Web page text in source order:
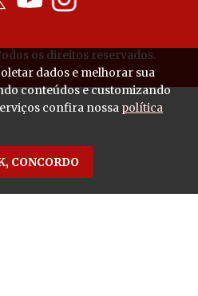
os direitos reservados.
dados e melhorar sua
conteúdos e customizando
confira nossa política
CONCORDO